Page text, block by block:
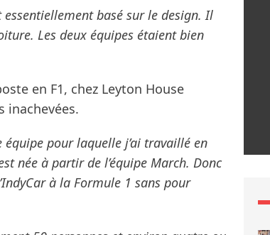
basé sur le design. Il
Les deux équipes étaient bien
en F1, chez Leyton House
inachevées.
pour laquelle j’ai travaillé en
née à partir de l’équipe March. Donc
à la Formule 1 sans pour